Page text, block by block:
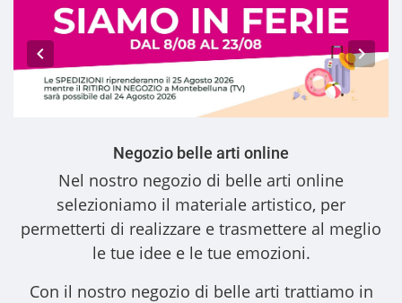
Negozio belle arti online
Nel nostro negozio di belle arti online
selezioniamo il materiale artistico, per
permetterti di realizzare e trasmettere al meglio
le tue idee e le tue emozioni.
Con il nostro negozio di belle arti trattiamo in